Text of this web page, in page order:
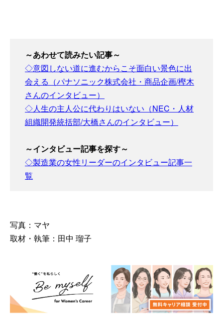
～あわせて読みたい記事～
◇意図しない道に進むからこそ面白い景色に出
会える（パナソニック株式会社・商品企画/樫木
さんのインタビュー）
◇人生の主人公に代わりはいない（NEC・人材
組織開発統括部/大橋さんのインタビュー）
～インタビュー記事を探す～
◇製造業の女性リーダーのインタビュー記事一
覧
写真：マヤ
取材・執筆：田中 瑠子